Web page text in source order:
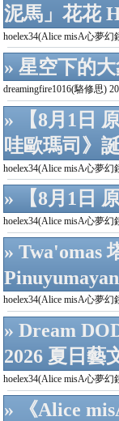
泥馬」花花
hoelex34(Alice misA心夢幻
» 星空下的
dreamingfire1016(駱修思)
» 【8月1日
哇歐瑪司》
hoelex34(Alice misA心夢幻
» 【8月1日
hoelex34(Alice misA心夢幻
» Twa'omas
hoelex34(Alice misA心夢幻
» Dream
2026 夏日藝
hoelex34(Alice misA心夢幻
» 《Alice